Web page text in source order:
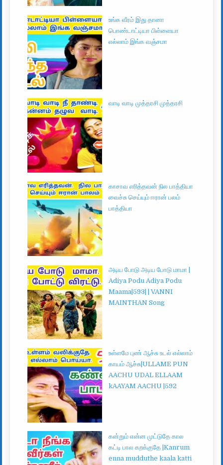
உங்க வீரம் இது தானா
பொண்டாட்டியா பிள்ளையா
எல்லாம் இங்க வஞ்சமா
வாடி வாடி முத்தரசி முத்தரசி
காசாவ எரித்தவன் நில பாத்தியா
வைச்சு செய்யும் ஈரான் பலம்
பாத்தியா
அடிய போடு அடிய போடு மாமா |
Adiya Podu Adiya Podu
Maama|593| | VANNI
MAINTHAN Song
உள்ளமே புண் ஆச்சு உடல் எல்லாம்
காயம் ஆச்சு|ULLAME PUN
AACHU UDAL ELLAAM
kAAYAM AACHU |592
கன்றும் என்ன முட்டுதே கால
கட்டி பால கறக்குதே |Kanrum
enna mudduthe kaala katti